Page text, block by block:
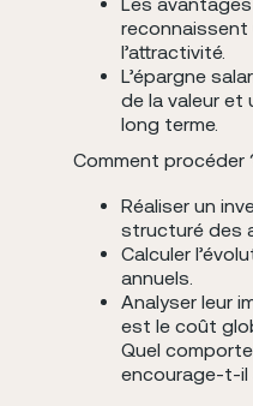
l’attractivité.
L’épargne
de la valeur et
long terme.
Comment procéder
Réaliser un
structuré des
Calculer
annuels.
Analyser leur
est le coût
Quel
encourage-t-il